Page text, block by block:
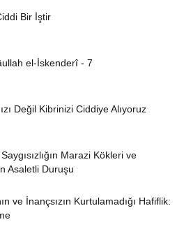
Bir İştir
el-İskenderî - 7
Değil Kibrinizi Ciddiye Alıyoruz
Marazi Kökleri ve
Asaletli Duruşu
ve İnançsızın Kurtulamadığı Hafiflik: